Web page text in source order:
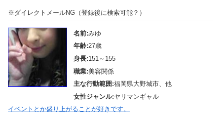
※ダイレクトメールNG（登録後に検索可能？）
名前:みゆ
年齢:27歳
身長:151～155
職業:美容関係
主な行動範囲:福岡県大野城市、他
女性ジャンル:ヤリマンギャル
イベントとか盛り上がることが好きです。